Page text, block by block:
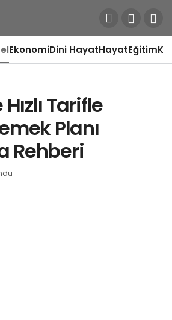
EkonomiDini HayatHayatEğitim
Tarifle
Planı
Rehberi